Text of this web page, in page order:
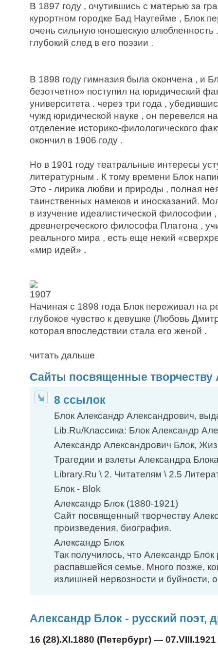
В 1897 году , очутившись с матерью за
курортном городке Бад Наугейме , Блок
очень сильную юношескую влюбленность
глубокий след в его поэзии .
В 1898 году гимназия была окончена , и
безотчетно» поступил на юридический
университета . через три года ,
чужд юридической науке , он перевелся
отделение истоpико-филологического
окончил в 1906 году .
Но в 1901 году театральные интересы
литературным . К тому времени Блок
Это - лирика любви и природы , полная
таинственных намеков и иносказаний.
в изучение идеалистической философии ,
древнегреческого философа Платона ,
реального мира , есть еще некий
«мир идей» .
Начиная с 1898 года Блок переживал на
глубокое чувство к девушке (Любовь
которая впоследствии стала его женой .
читать дальше
Сайты посвященные творчеству
8 ссылок
Блок Александр Александрович,
Lib.Ru/Классика: Блок Александр
Александр Александрович Блок,
Трагедии и взлеты Александра
Library.Ru \ 2. Читателям \ 2.5
Блок - Blok
Александр Блок (1880-1921)
Сайт посвященный творчеству
произведения, биография.
Александр Блок
Так получилось, что Александр
распавшейся семье. ​Много позже,
излишней нервозности и буйности,
Александр Блок - русский поэт,
16 (28).XI.1880 (Петербург) —